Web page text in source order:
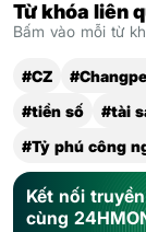
Từ khóa liên
Bấm vào mỗi từ
#CZ
#tiền số
#tài
#Tỷ phú công
Kết nối
cùng